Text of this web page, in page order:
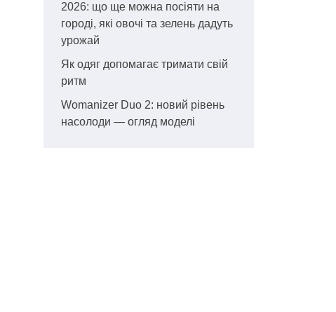
2026: що ще можна посіяти на
городі, які овочі та зелень дадуть
урожай
Як одяг допомагає тримати свій
ритм
Womanizer Duo 2: новий рівень
насолоди — огляд моделі